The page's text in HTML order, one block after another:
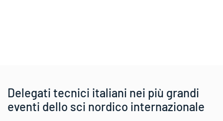
Delegati tecnici italiani nei più grandi
eventi dello sci nordico internazionale